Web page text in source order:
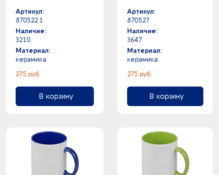
Артикул:
870522.1
Наличие:
3210
Материал:
керамика
275 руб.
В корзину
Артикул:
870527
Наличие:
3647
Материал:
керамика
275 руб.
В корзину